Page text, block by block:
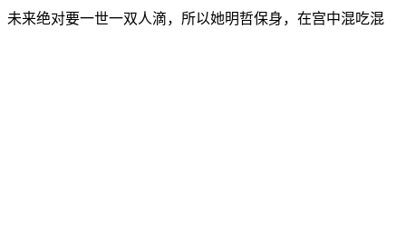
来绝对要一世一双人滴，所以她明哲保身，在宫中混吃混